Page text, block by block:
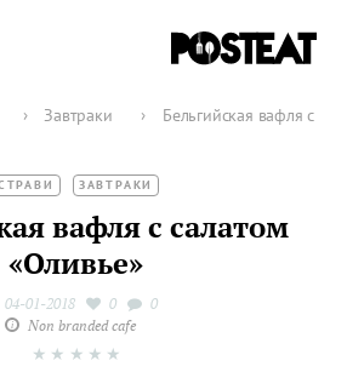
› Завтраки ›
Бельгийская вафля с
ЗАВТРАКИ
вафля с салатом
«Оливье»
04-01-2018 0
0
Non branded cafe
★
★
★
★
★